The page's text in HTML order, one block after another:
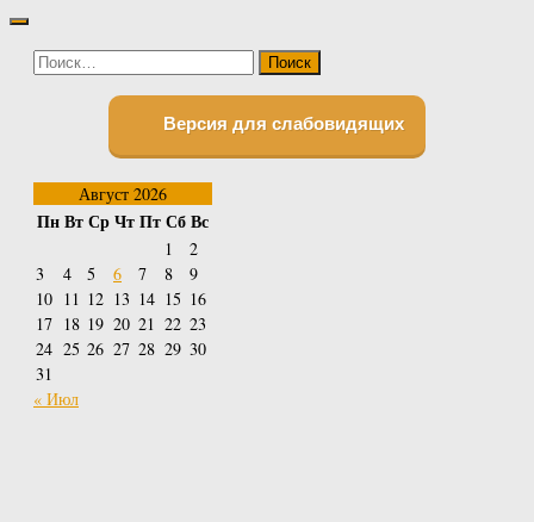
Найти:
Версия для слабовидящих
Август 2026
ПнВтСрЧтПтСбВс
1
2
3
4 5 6 7 8
9
10 11 12 13 14 15 16
17 18 19 20 21 22 23
24 25 26 27 28 29 30
31
« Июл